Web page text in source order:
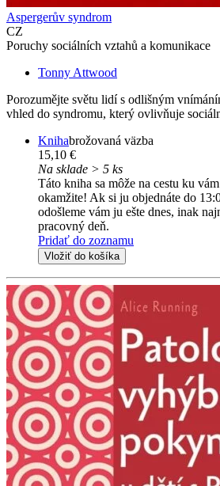
Aspergerův syndrom
CZ
Poruchy sociálních vztahů a komunikace
Tonny Attwood
Porozumějte světu lidí s odlišným
vhled do syndromu, který ovlivňuje
Knihabrožovaná väzba
15,10 €
Na sklade > 5 ks
Táto kniha sa môže na cestu ku
okamžite! Ak si ju objednáte do
odošleme vám ju ešte dnes, inak
pracovný deň.
Pridať do zoznamu
Vložiť do košíka